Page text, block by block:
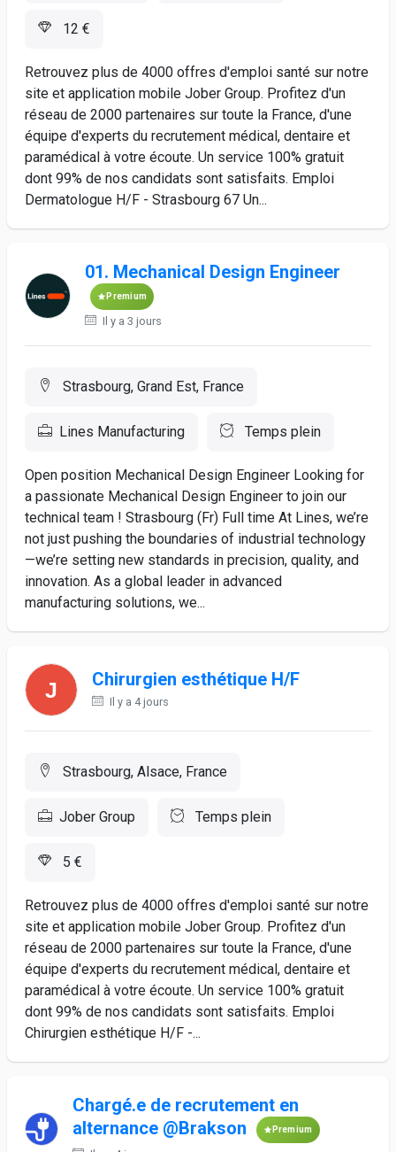
12 €
Retrouvez plus de 4000 offres d'emploi santé sur notre
site et application mobile Jober Group. Profitez d'un
réseau de 2000 partenaires sur toute la France, d'une
équipe d'experts du recrutement médical, dentaire et
paramédical à votre écoute. Un service 100% gratuit
dont 99% de nos candidats sont satisfaits. Emploi
Dermatologue H/F - Strasbourg 67 Un...
01. Mechanical Design Engineer
Premium
Il y a 3 jours
Strasbourg, Grand Est, France
Lines Manufacturing Temps plein
Open position Mechanical Design Engineer Looking for
a passionate Mechanical Design Engineer to join our
technical team ! Strasbourg (Fr) Full time At Lines, we’re
not just pushing the boundaries of industrial technology
—we’re setting new standards in precision, quality, and
innovation. As a global leader in advanced
manufacturing solutions, we...
Chirurgien esthétique H/F
Il y a 4 jours
Strasbourg, Alsace, France
Jober Group Temps plein
5 €
Retrouvez plus de 4000 offres d'emploi santé sur notre
site et application mobile Jober Group. Profitez d'un
réseau de 2000 partenaires sur toute la France, d'une
équipe d'experts du recrutement médical, dentaire et
paramédical à votre écoute. Un service 100% gratuit
dont 99% de nos candidats sont satisfaits. Emploi
Chirurgien esthétique H/F -...
Chargé.e de recrutement en
alternance @Brakson
Premium